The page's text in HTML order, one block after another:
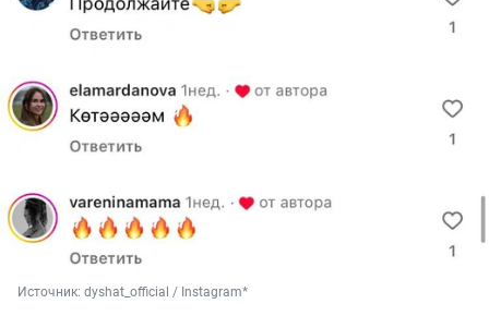
Источник: dyshat_official / Instagram*